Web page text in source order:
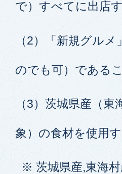
で）すべてに出店す
（2）「新規グル
のでも可）であるこ
（3）茨城県産（
象）の食材を使用す
※ 茨城県産,東海